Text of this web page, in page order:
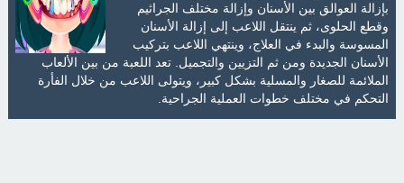
بإزالة العوالق بين الأسنان وإزالة مختلف الجراثيم
وقطع الحلوى، ثم ينتقل اللاعب إلى إزالة الأسنان
المسوسة والبدء في العلاج، وينتهي اللاعب بتركيب
الأسنان الجديدة ومن ثم التزيين والتجميل. تعد اللعبة من بين الألعاب
الملائمة للصغار والمسلية بشكل كبير، ويتولى اللاعب من خلال الفأرة
التحكم في مختلف خطوات العملية الجراحية.